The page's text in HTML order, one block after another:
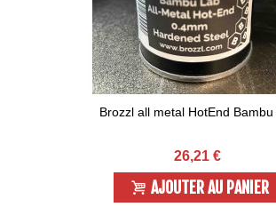
Brozzl all metal HotEnd
26,21 €
AJOUTER AU PANIER